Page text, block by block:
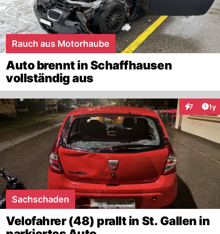
Rauch aus Motorhaube
Auto brennt in Schaffhausen
vollständig aus
7 1y
Sachschaden
Velofahrer (48) prallt in St. Gallen in